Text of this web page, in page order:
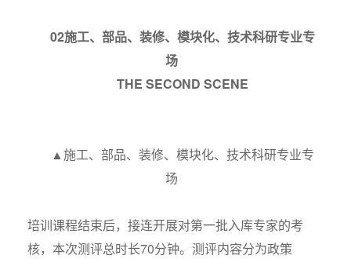
02施工、部品、装修、模块化、技术科研专业专
场
THE SECOND SCENE
▲施工、部品、装修、模块化、技术科研专业专
场
培训课程结束后，接连开展对第一批入库专家的考
核，本次测评总时长70分钟。测评内容分为政策